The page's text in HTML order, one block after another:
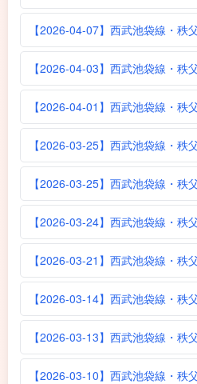
【2026-04-07】西武池袋線・秩
【2026-04-03】西武池袋線・秩
【2026-04-01】西武池袋線・秩
【2026-03-25】西武池袋線・秩
【2026-03-25】西武池袋線・秩
【2026-03-24】西武池袋線・秩
【2026-03-21】西武池袋線・秩
【2026-03-14】西武池袋線・秩
【2026-03-13】西武池袋線・秩
【2026-03-10】西武池袋線・秩